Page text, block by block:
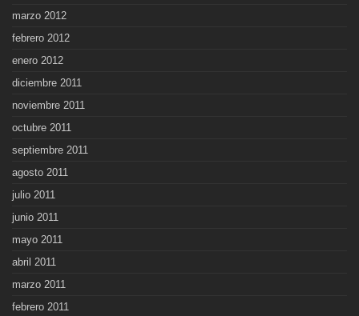
marzo 2012
febrero 2012
enero 2012
diciembre 2011
noviembre 2011
octubre 2011
septiembre 2011
agosto 2011
julio 2011
junio 2011
mayo 2011
abril 2011
marzo 2011
febrero 2011